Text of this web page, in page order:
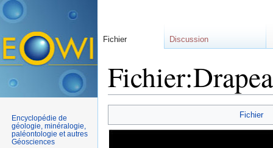
Fichier
Fichier Discussion
Encyclopédie de
géologie, minéralogie,
paléontologie et autres
Géosciences